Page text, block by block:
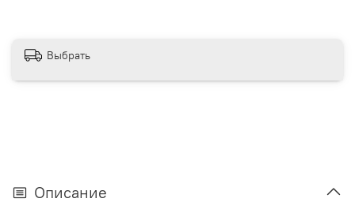
Выбрать
Описание